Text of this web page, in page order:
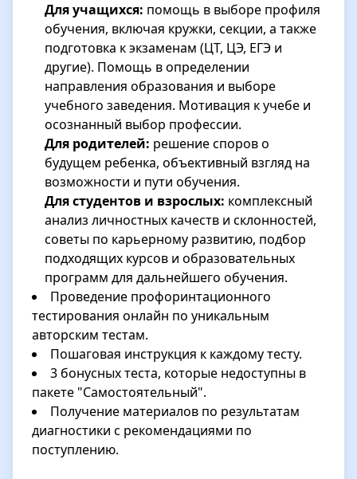
Для учащихся: помощь в выборе профиля
обучения, включая кружки, секции, а также
подготовка к экзаменам (ЦТ, ЦЭ, ЕГЭ и
другие). Помощь в определении
направления образования и выборе
учебного заведения. Мотивация к учебе и
осознанный выбор профессии.
Для родителей: решение споров о
будущем ребенка, объективный взгляд на
возможности и пути обучения.
Для студентов и взрослых: комплексный
анализ личностных качеств и склонностей,
советы по карьерному развитию, подбор
подходящих курсов и образовательных
программ для дальнейшего обучения.
Проведение профоринтационного
тестирования онлайн по уникальным
авторским тестам.
Пошаговая инструкция к каждому тесту.
3 бонусных теста, которые недоступны в
пакете "Самостоятельный".
Получение материалов по результатам
диагностики с рекомендациями по
поступлению.